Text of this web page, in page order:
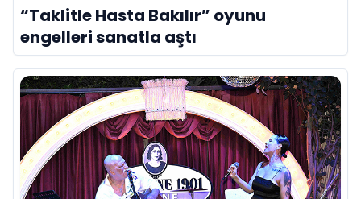
“Taklitle Hasta Bakılır” oyunu
engelleri sanatla aştı